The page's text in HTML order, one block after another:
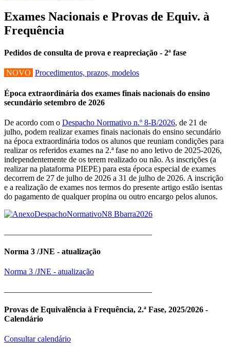
Exames Nacionais e Provas de Equiv. à
Frequência
Pedidos de consulta de prova e reapreciação - 2ª fase
NOVO Procedimentos, prazos, modelos
Época extraordinária dos exames finais nacionais do ensino
secundário setembro de 2026
De acordo com o Despacho Normativo n.º 8-B/2026, de 21 de
julho, podem realizar exames finais nacionais do ensino secundário
na época extraordinária todos os alunos que reuniam condições para
realizar os referidos exames na 2.ª fase no ano letivo de 2025-2026,
independentemente de os terem realizado ou não. As inscrições (a
realizar na plataforma PIEPE) para esta época especial de exames
decorrem de 27 de julho de 2026 a 31 de julho de 2026. A inscrição
e a realização de exames nos termos do presente artigo estão isentas
do pagamento de qualquer propina ou outro encargo pelos alunos.
Norma 3 /JNE - atualização
Norma 3 /JNE - atualização
Provas de Equivalência à Frequência, 2.ª Fase, 2025/2026 -
Calendário
Consultar calendário